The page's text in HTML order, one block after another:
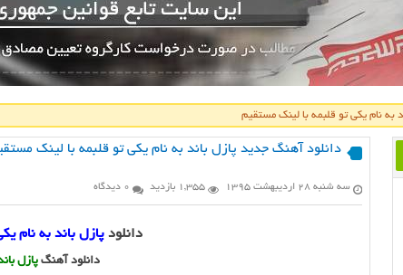
به نام یکی تو قلبمه با لینک مستقیم
دانلود آهنگ جدید پازل باند به نام یکی تو قلبمه با لینک
سه شنبه ۲۸ اردیبهشت ۱۳۹۵ 1,355 بازدید 0 دیدگاه
دانلود پازل باند به نام
دانلود آهنگ پازل